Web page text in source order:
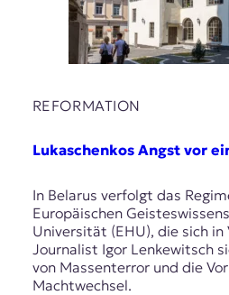
REFORMATION
Lukaschenkos Angst vor
In Belarus verfolgt das
Europäischen
Universität (EHU), die sich
Journalist Igor Lenkewitsch
von Massenterror und die
Machtwechsel.